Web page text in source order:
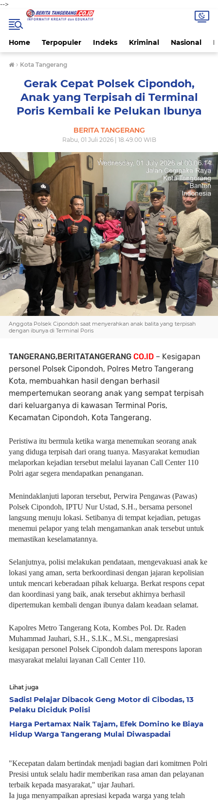
-->
Home Terpopuler Indeks Kriminal Nasional
› Kota Tangerang
Gerak Cepat Polsek Cipondoh,
Anak yang Terpisah di Terminal
Poris Kembali ke Pelukan Ibunya
BERITA TANGERANG
Rabu, 01 Juli 2026 | 18.49.00 WIB
Anggota Polsek Cipondoh saat menyerahkan anak balita yang terpisah
dengan ibunya di Terminal Poris
TANGERANG,BERITATANGERANG CO.ID – Kesigapan
personel Polsek Cipondoh, Polres Metro Tangerang
Kota, membuahkan hasil dengan berhasil
mempertemukan seorang anak yang sempat terpisah
dari keluarganya di kawasan Terminal Poris,
Kecamatan Cipondoh, Kota Tangerang.
Peristiwa itu bermula ketika warga menemukan seorang anak
yang diduga terpisah dari orang tuanya. Masyarakat kemudian
melaporkan kejadian tersebut melalui layanan Call Center 110
Polri agar segera mendapatkan penanganan.
Menindaklanjuti laporan tersebut, Perwira Pengawas (Pawas)
Polsek Cipondoh, IPTU Nur Ustad, S.H., bersama personel
langsung menuju lokasi. Setibanya di tempat kejadian, petugas
menemui pelapor yang telah mengamankan anak tersebut untuk
memastikan keselamatannya.
Selanjutnya, polisi melakukan pendataan, mengevakuasi anak ke
lokasi yang aman, serta berkoordinasi dengan jajaran kepolisian
untuk mencari keberadaan pihak keluarga. Berkat respons cepat
dan koordinasi yang baik, anak tersebut akhirnya berhasil
dipertemukan kembali dengan ibunya dalam keadaan selamat.
Kapolres Metro Tangerang Kota, Kombes Pol. Dr. Raden
Muhammad Jauhari, S.H., S.I.K., M.Si., mengapresiasi
kesigapan personel Polsek Cipondoh dalam merespons laporan
masyarakat melalui layanan Call Center 110.
Lihat juga
Sadis! Pelajar Dibacok Geng Motor di Cibodas, 13
Pelaku Diciduk Polisi
Harga Pertamax Naik Tajam, Efek Domino ke Biaya
Hidup Warga Tangerang Mulai Diwaspadai
"Kecepatan dalam bertindak menjadi bagian dari komitmen Polri
Presisi untuk selalu hadir memberikan rasa aman dan pelayanan
terbaik kepada masyarakat," ujar Jauhari.
Ia juga menyampaikan apresiasi kepada warga yang telah